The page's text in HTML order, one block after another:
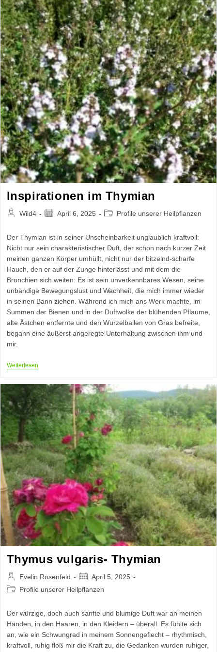
Inspirationen im Thymian
Beitrags-
Wild4
BeitragApril 6, 2025
Beitrags-Profile unserer Heilpflanzen
Der Thymian ist in seiner Unscheinbarkeit unglaublich kraftvoll:
Nicht nur sein charakteristischer Duft, der schon nach kurzer Zeit
meinen ganzen Körper umhüllt, nicht nur der bitzelnd-scharfe
Hauch, den er auf der Zunge hinterlässt und mit dem die
Bronchien sich weiten: Es ist sein unverkennbares Wesen, seine
unbändige Bewegungslust und Wachheit, die mich immer wieder
in seinen Bann ziehen. Während ich mich ans Werk machte, im
Summen der Bienen und in der Duftwolke der blühenden Pflaume,
alte Ästchen entfernte und den Wurzelballen von Gras befreite,
begann eine äußerst angeregte Unterhaltung zwischen ihm und
mir.
WeiterlesenInspirationen
Thymus vulgaris- Thymian
Beitrags-
Autor:
Evelin Rosenfeld
Beitrag
veröffentlicht:
April 5, 2025
Beitrags-Profile unserer Heilpflanzen
Der würzige, doch auch sanfte und blumige Duft war an meinen
Händen, in den Haaren, in den Kleidern – überall. Es fühlte sich
an, wie ein Schwungrad in meinem Sonnengeflecht – rhythmisch,
kraftvoll, ruhig floß mir die Kraft zu, die Gedanken wurden ruhiger,